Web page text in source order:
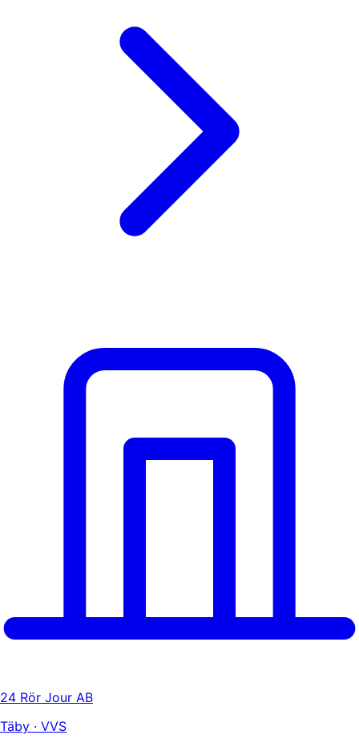
24 Rör Jour AB
Täby · VVS